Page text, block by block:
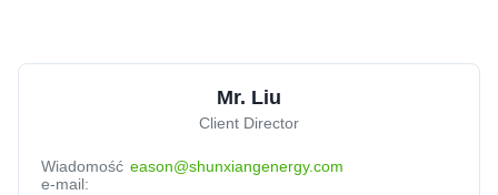
Mr. Liu
Client Director
Wiadomość
e-mail:
eason@shunxiangenergy.com